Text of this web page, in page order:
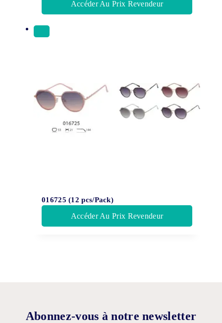
Accéder Au Prix Revendeur
016725 (12 pcs/Pack)
Accéder Au Prix Revendeur
Abonnez-vous à notre newsletter